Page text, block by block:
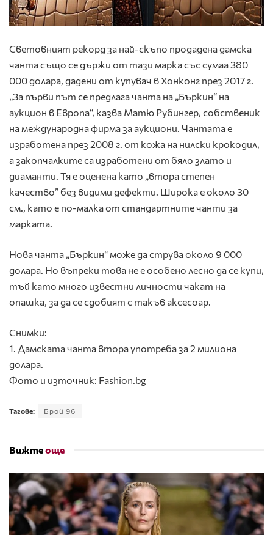
Световният рекорд за най-скъпо продадена дамска
чанта също се държи от тази марка със сумаа 380
000 долара, дадени от купувач в Хонконг през 2017 г.
„За първи път се предлага чанта на „Бъркин“ на
аукцион в Европа“, казва Матю Рубингер, собственик
на международна фирма за аукциони. Чантата е
изработена през 2008 г. от кожа на нилски крокодил,
а закопчалките са изработени от бяло злато и
диаманти. Тя е оценена като „втора степен
качество” без видими дефекти. Широка е около 30
см., като е по-малка от стандартните чанти за
марката.
Нова чанта „Бъркин“ може да струва около 9 000
долара. Но въпреки това не е особено лесно да се купи,
тъй като много известни личности чакат на
опашка, за да се сдобият с такъв аксесоар.
Снимки:
1. Дамската чанта втора употреба за 2 милиона
долара.
Фото и източник: Fashion.bg
Тагове: Брой 96
Вижтеоще